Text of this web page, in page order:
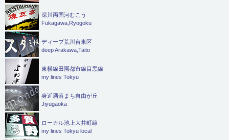
深川両国河むこう
Fukagawa,Ryogoku
ディープ荒川台東区
deep Arakawa,Taito
東横線田園都市線目黒線
my lines Tokyu
身近洒落まち自由が丘
Jiyugaoka
ローカル池上大井町線
my lines Tokyu local